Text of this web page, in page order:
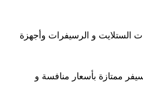
الستلايت و الرسيفرات وأجهزة
ممتازة بأسعار منافسة و